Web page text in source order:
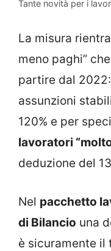
Tante novità per i
La misura
meno paghi”
partire dal
assunzioni
120% e per
lavoratori
deduzione del
Nel pacchetto
di Bilancio una
è sicuramente il